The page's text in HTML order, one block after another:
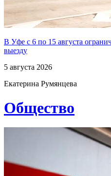
В Уфе с 6 по 15 августа
выезду
5 августа 2026
Екатерина Румянцева
Общество